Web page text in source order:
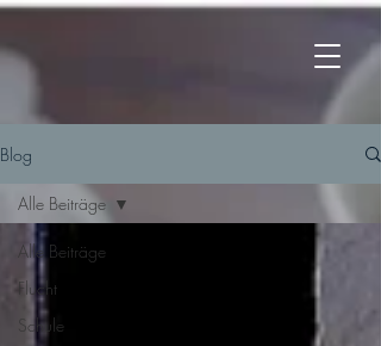
Blog
Alle Beiträge
Flucht
Schule
Alle Beiträge